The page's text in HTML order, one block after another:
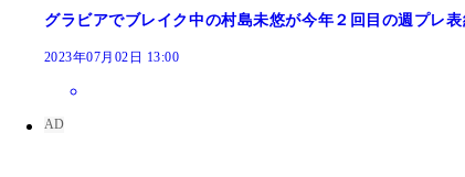
グラビアでブレイク中の村島未悠が今年２回目の週プレ
2023年07月02日 13:00